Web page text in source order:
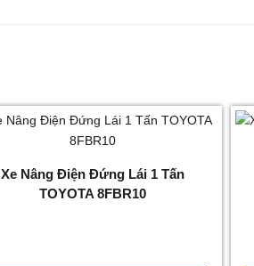
Xe Nâng Điện Đứng Lái 1 Tấn
TOYOTA 8FBR10